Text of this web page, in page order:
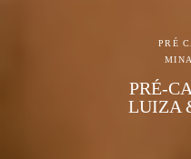
PRÉ
PRÉ-
LUIZA